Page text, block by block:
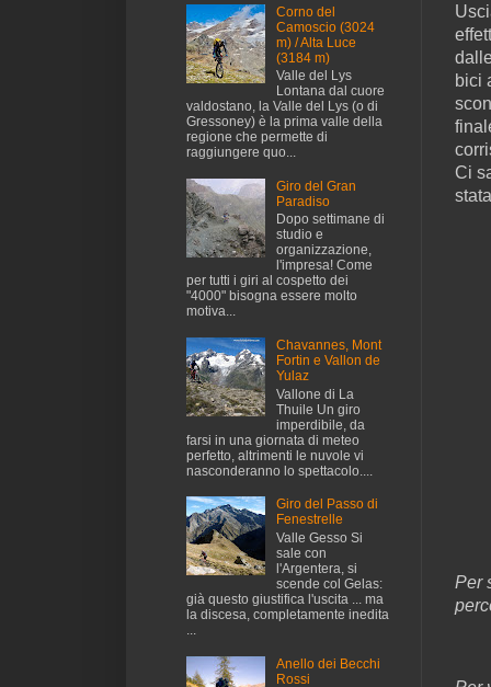
bici
Ci
Per
Corno del
Camoscio (3024
m) / Alta Luce
(3184 m)
Valle del Lys
Lontana dal cuore
valdostano, la Valle del Lys (o di
Gressoney) è la prima valle della
regione che permette di
raggiungere quo...
Giro del Gran
Paradiso
Dopo settimane di
studio e
organizzazione,
l'impresa! Come
per tutti i giri al cospetto dei
"4000" bisogna essere molto
motiva...
Chavannes, Mont
Fortin e Vallon de
Yulaz
Vallone di La
Thuile Un giro
imperdibile, da
farsi in una giornata di meteo
perfetto, altrimenti le nuvole vi
nasconderanno lo spettacolo....
Giro del Passo di
Fenestrelle
Valle Gesso Si
sale con
l'Argentera, si
scende col Gelas:
già questo giustifica l'uscita ... ma
la discesa, completamente inedita
...
Anello dei Becchi
Rossi